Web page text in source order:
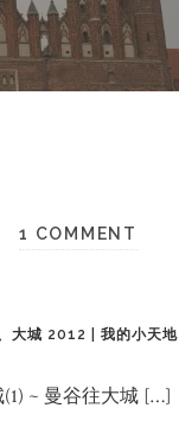
1 COMMENT
大城 2012 | 我的小天地
~ 曼谷往大城 […]